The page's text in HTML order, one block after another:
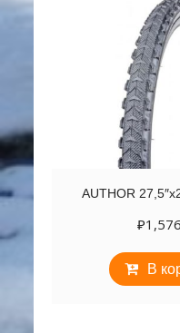
AUTHOR
₽
В